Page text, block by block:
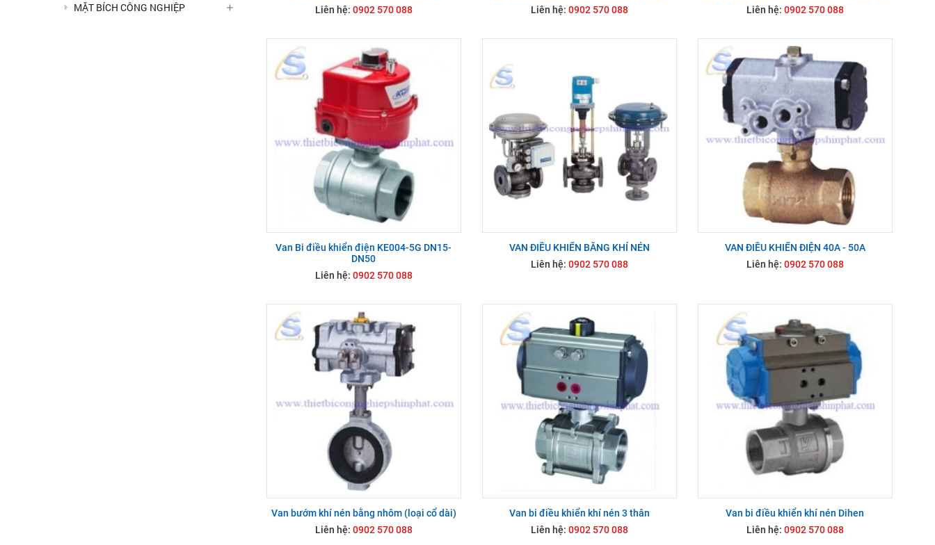
MẶT BÍCH CÔNG NGHIỆP
Liên hệ: 0902 570 088
Liên hệ: 0902 570 088
Liên hệ: 0902 570 088
Van Bi điều khiển điện KE004-5G DN15-
DN50
Liên hệ: 0902 570 088
VAN ĐIỀU KHIỂN BẰNG KHÍ NÉN
Liên hệ: 0902 570 088
VAN ĐIỀU KHIỂN ĐIỆN 40A - 50A
Liên hệ: 0902 570 088
Van bướm khí nén bằng nhôm (loại cổ dài)
Liên hệ: 0902 570 088
Van bi điều khiển khí nén 3 thân
Liên hệ: 0902 570 088
Van bi điều khiển khí nén Dihen
Liên hệ: 0902 570 088